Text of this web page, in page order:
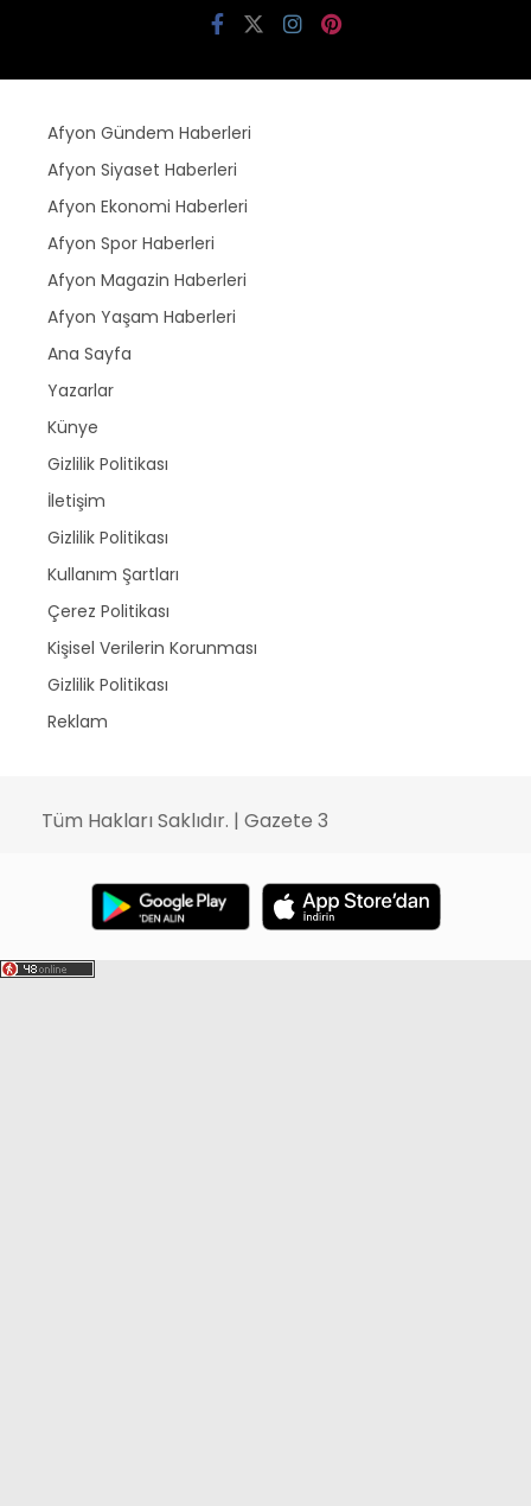
Afyon Gündem Haberleri
Afyon Siyaset Haberleri
Afyon Ekonomi Haberleri
Afyon Spor Haberleri
Afyon Magazin Haberleri
Afyon Yaşam Haberleri
Ana Sayfa
Yazarlar
Künye
Gizlilik Politikası
İletişim
Gizlilik Politikası
Kullanım Şartları
Çerez Politikası
Kişisel Verilerin Korunması
Gizlilik Politikası
Reklam
Tüm Hakları Saklıdır. | Gazete 3